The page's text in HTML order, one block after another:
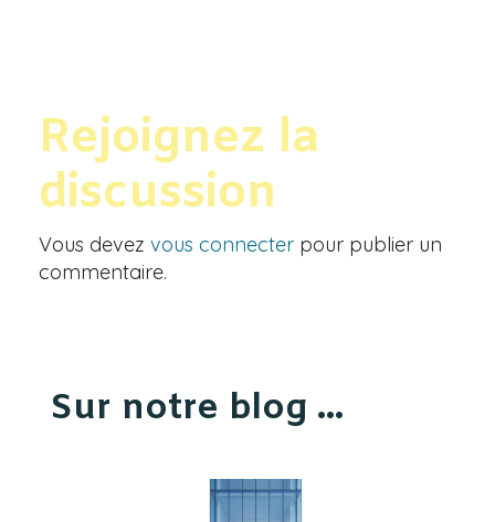
Rejoignez la
discussion
Vous devez vous connecter pour publier un
commentaire.
Sur notre blog ...